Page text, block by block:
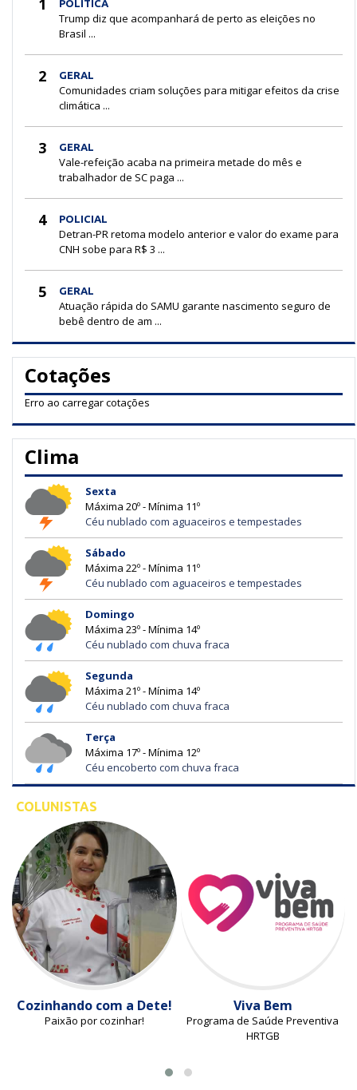
1 POLÍTICA
Trump diz que acompanhará de perto as eleições no
Brasil ...
2 GERAL
Comunidades criam soluções para mitigar efeitos da crise
climática ...
3 GERAL
Vale-refeição acaba na primeira metade do mês e
trabalhador de SC paga ...
4 POLICIAL
Detran-PR retoma modelo anterior e valor do exame para
CNH sobe para R$ 3 ...
5 GERAL
Atuação rápida do SAMU garante nascimento seguro de
bebê dentro de am ...
Cotações
Erro ao carregar cotações
Clima
Sexta
Máxima 20º - Mínima 11º
Céu nublado com aguaceiros e tempestades
Sábado
Máxima 22º - Mínima 11º
Céu nublado com aguaceiros e tempestades
Domingo
Máxima 23º - Mínima 14º
Céu nublado com chuva fraca
Segunda
Máxima 21º - Mínima 14º
Céu nublado com chuva fraca
Terça
Máxima 17º - Mínima 12º
Céu encoberto com chuva fraca
COLUNISTAS
Cozinhando com a Dete!
Paixão por cozinhar!
Viva Bem
Programa de Saúde Preventiva
HRTGB